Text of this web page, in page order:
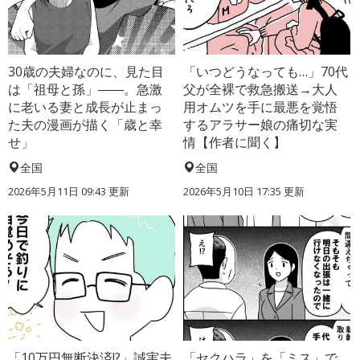
30歳の夫婦なのに、見た目
は「祖母と孫」――。急激
に老いる妻と成長が止まっ
た夫の漫画が描く「歳と幸
せ」
全国
2026年5月11日 09:43 更新
「いつどうなっても…」70代
父が全裸で救急搬送→大人
用オムツを手に最悪を覚悟
するアラサー娘の痛切な実
情【作者に聞く】
全国
2026年5月10日 17:35 更新